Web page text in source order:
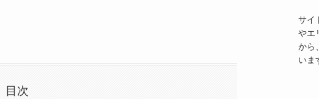
目次
サイ
やエ
から
いま